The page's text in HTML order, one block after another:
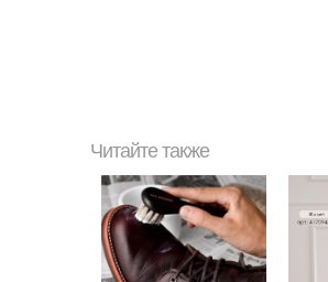
Читайте также